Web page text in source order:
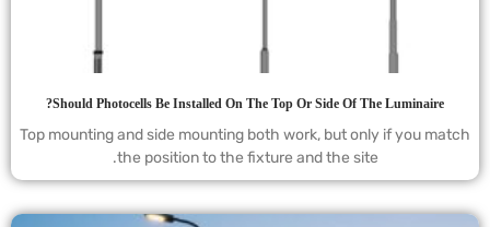
Should Photocells Be Installed On The Top Or Side Of The Luminaire?
Top mounting and side mounting both work, but only if you match
the position to the fixture and the site.